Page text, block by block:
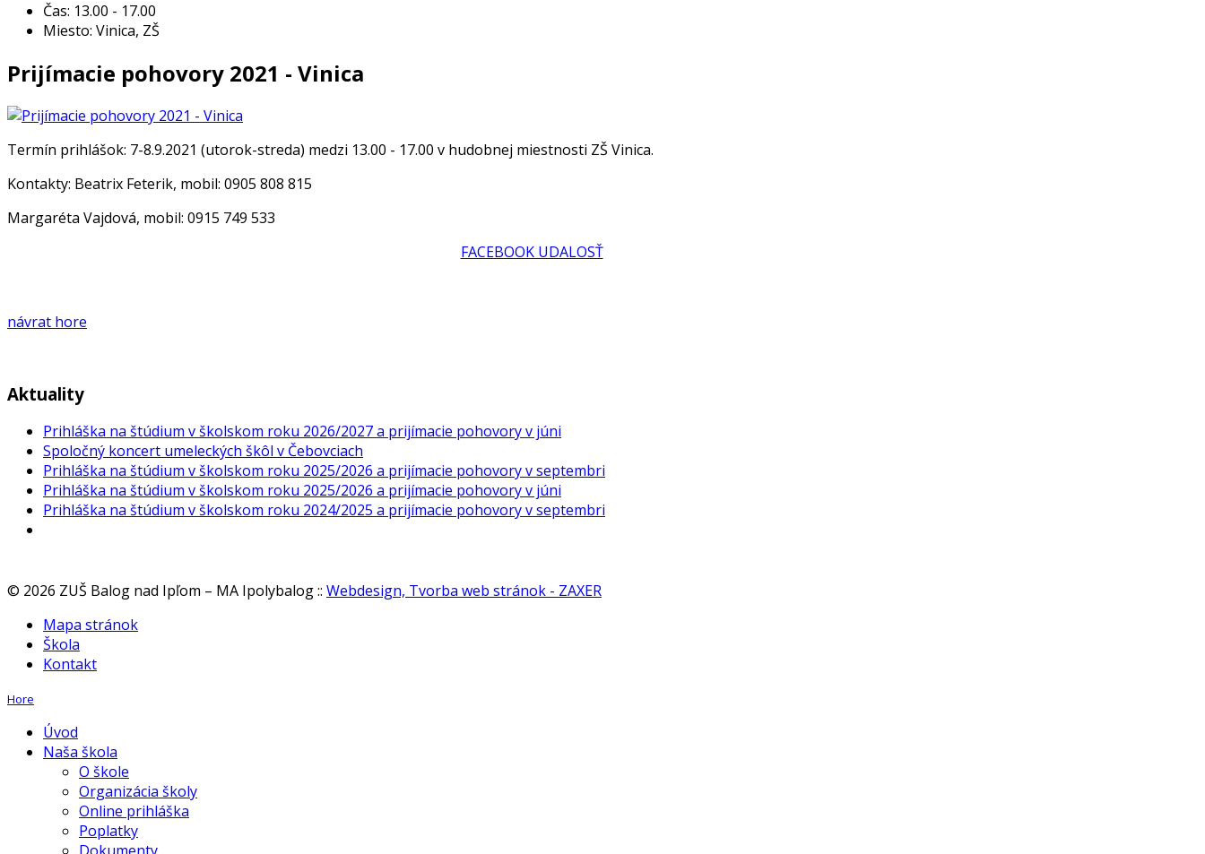
Čas: 13.00 - 17.00
Miesto: Vinica, ZŠ
Prijímacie pohovory 2021 - Vinica
Termín prihlášok: 7-8.9.2021 (utorok-streda) medzi 13.00 - 17.00 v hudobnej miestnosti ZŠ Vinica.
Kontakty: Beatrix Feterik, mobil: 0905 808 815
Margaréta Vajdová, mobil: 0915 749 533
FACEBOOK UDALOSŤ
návrat hore
Aktuality
Prihláška na štúdium v školskom roku 2026/2027 a prijímacie pohovory v júni
Spoločný koncert umeleckých škôl v Čebovciach
Prihláška na štúdium v školskom roku 2025/2026 a prijímacie pohovory v septembri
Prihláška na štúdium v školskom roku 2025/2026 a prijímacie pohovory v júni
Prihláška na štúdium v školskom roku 2024/2025 a prijímacie pohovory v septembri
© 2026 ZUŠ Balog nad Ipľom – MA Ipolybalog:: Webdesign, Tvorba web stránok - ZAXER
Mapa stránok
Škola
Kontakt
Hore
Úvod
Naša škola
O škole
Organizácia školy
Online prihláška
Poplatky